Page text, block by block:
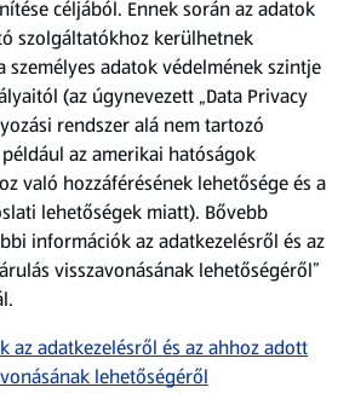
interneten!
applikációt!
céljából. Ennek során az adatok
szolgáltatókhoz kerülhetnek
személyes adatok védelmének szintje
(az úgynevezett „Data Privacy
rendszer alá nem tartozó
az amerikai hatóságok
való hozzáférésének lehetősége és a
lehetőségek miatt). Bővebb
információk az adatkezelésről és az
visszavonásának lehetőségéről”
az adatkezelésről és az ahhoz adott
lehetőségéről